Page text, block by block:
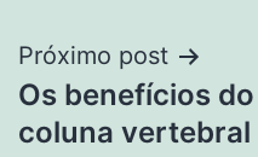
Próximo post
Os benefícios
coluna vertebral